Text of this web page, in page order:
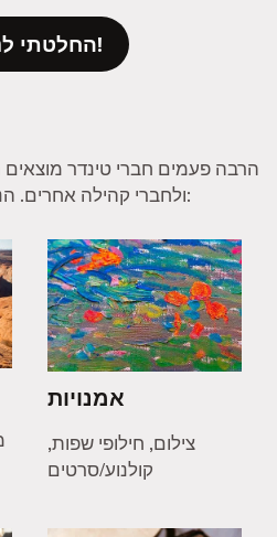
החלטתי לנסות!
הרבה פעמים חברי טינדר מוצאים
ולחברי קהילה אחרים. הנה כמה תחומי עניין נפוצים:
אמנויות
צילום, חילופי שפות,
קולנוע/סרטים